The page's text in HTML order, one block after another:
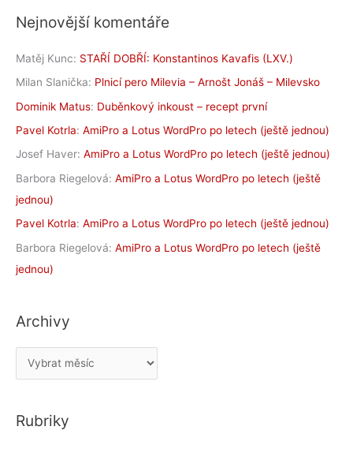
Nejnovější komentáře
Matěj Kunc: STAŘÍ DOBŘÍ: Konstantinos Kavafis (LXV.)
Milan Slanička: Plnicí pero Milevia – Arnošt Jonáš – Milevsko
Dominik Matus: Duběnkový inkoust – recept první
Pavel Kotrla: AmiPro a Lotus WordPro po letech (ještě jednou)
Josef Haver: AmiPro a Lotus WordPro po letech (ještě jednou)
Barbora Riegelová: AmiPro a Lotus WordPro po letech (ještě
jednou)
Pavel Kotrla: AmiPro a Lotus WordPro po letech (ještě jednou)
Barbora Riegelová: AmiPro a Lotus WordPro po letech (ještě
jednou)
Archivy
r
h
Rubriky